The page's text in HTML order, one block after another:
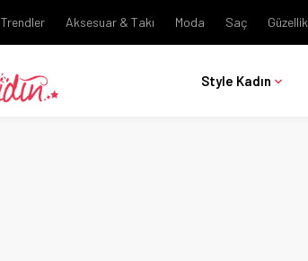
Trendler Aksesuar & Takı Moda Saç Güzellik
Style Kadın